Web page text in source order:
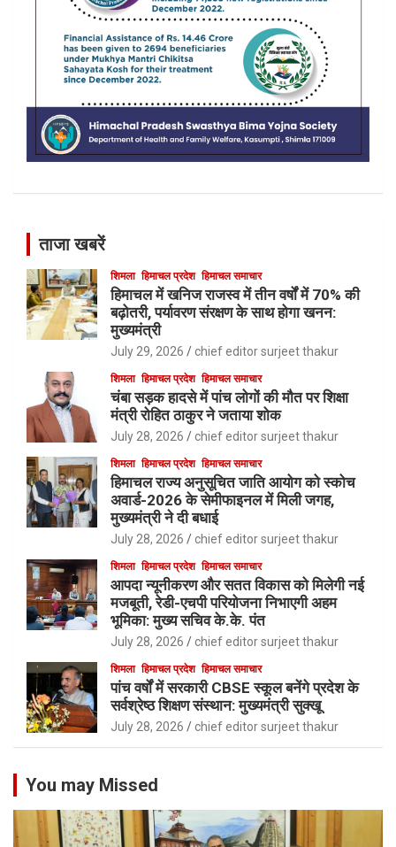
ताजा खबरें
शिमला हिमाचल प्रदेश हिमाचल समाचार
हिमाचल में खनिज राजस्व में तीन वर्षों में 70% की
बढ़ोतरी, पर्यावरण संरक्षण के साथ होगा खनन:
मुख्यमंत्री
July 29, 2026 chief editor surjeet thakur
शिमला हिमाचल प्रदेश हिमाचल समाचार
चंबा सड़क हादसे में पांच लोगों की मौत पर शिक्षा
मंत्री रोहित ठाकुर ने जताया शोक
July 28, 2026 chief editor surjeet thakur
शिमला हिमाचल प्रदेश हिमाचल समाचार
हिमाचल राज्य अनुसूचित जाति आयोग को स्कोच
अवार्ड-2026 के सेमीफाइनल में मिली जगह,
मुख्यमंत्री ने दी बधाई
July 28, 2026 chief editor surjeet thakur
शिमला हिमाचल प्रदेश हिमाचल समाचार
आपदा न्यूनीकरण और सतत विकास को मिलेगी नई
मजबूती, रेडी-एचपी परियोजना निभाएगी अहम
भूमिका: मुख्य सचिव के.के. पंत
July 28, 2026 chief editor surjeet thakur
शिमला हिमाचल प्रदेश हिमाचल समाचार
पांच वर्षों में सरकारी CBSE स्कूल बनेंगे प्रदेश के
सर्वश्रेष्ठ शिक्षण संस्थान: मुख्यमंत्री सुक्खू
July 28, 2026 chief editor surjeet thakur
You may Missed